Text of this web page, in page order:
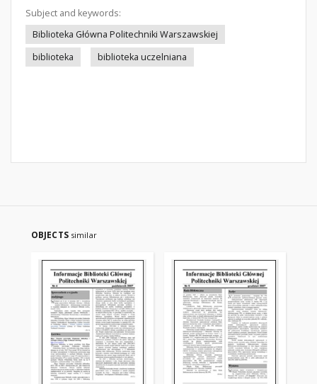
Subject and keywords:
Biblioteka Główna Politechniki Warszawskiej
biblioteka
biblioteka uczelniana
OBJECTS similar